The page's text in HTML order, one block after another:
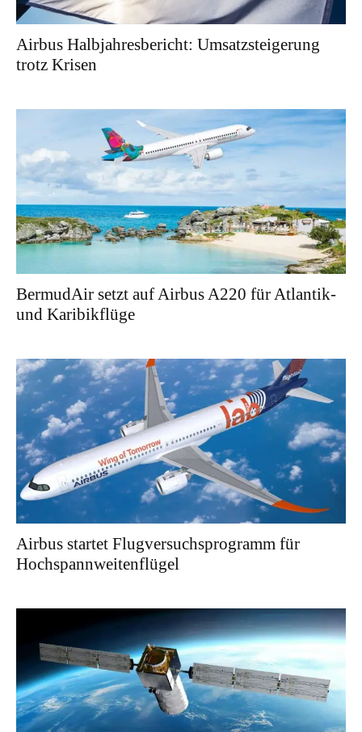
Airbus Halbjahresbericht: Umsatzsteigerung
trotz Krisen
BermudAir setzt auf Airbus A220 für Atlantik-
und Karibikflüge
Airbus startet Flugversuchsprogramm für
Hochspannweitenflügel